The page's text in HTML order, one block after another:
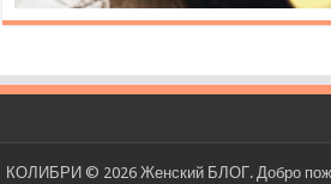
КОЛИБРИ © 2026 Женский БЛОГ. Добро